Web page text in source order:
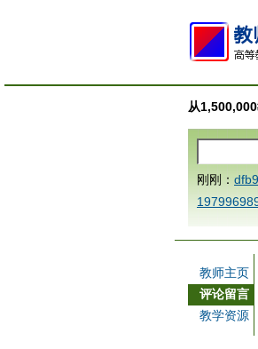
从
刚刚：
a
ca
3
b
教师主页
评论留言
教学资源